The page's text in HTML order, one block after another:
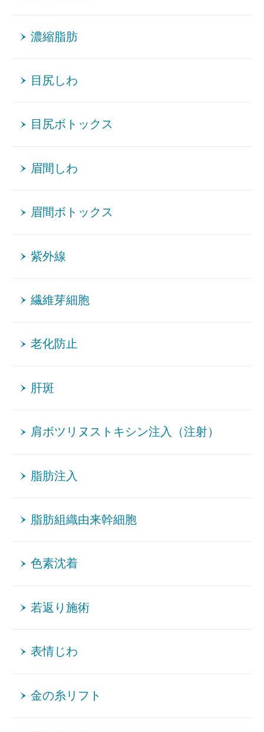
濃縮脂肪
目尻しわ
目尻ボトックス
眉間しわ
眉間ボトックス
紫外線
繊維芽細胞
老化防止
肝斑
肩ボツリヌストキシン注入（注射）
脂肪注入
脂肪組織由来幹細胞
色素沈着
若返り施術
表情じわ
金の糸リフト